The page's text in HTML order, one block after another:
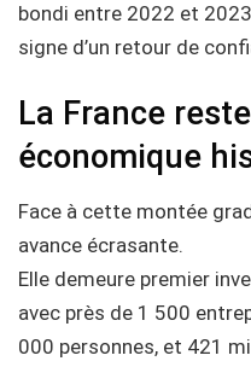
bondi entre 2022 et
signe d’un retour de
La France
économique
Face à cette montée
avance écrasante.
Elle demeure premier
avec près de 1 500
000 personnes, et 421